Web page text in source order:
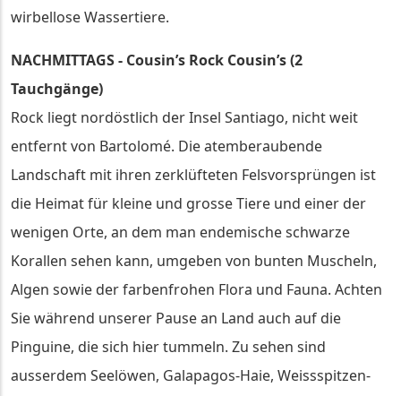
wirbellose Wassertiere.
NACHMITTAGS - Cousin’s Rock Cousin’s (2
Tauchgänge)
Rock liegt nordöstlich der Insel Santiago, nicht weit
entfernt von Bartolomé. Die atemberaubende
Landschaft mit ihren zerklüfteten Felsvorsprüngen ist
die Heimat für kleine und grosse Tiere und einer der
wenigen Orte, an dem man endemische schwarze
Korallen sehen kann, umgeben von bunten Muscheln,
Algen sowie der farbenfrohen Flora und Fauna. Achten
Sie während unserer Pause an Land auch auf die
Pinguine, die sich hier tummeln. Zu sehen sind
ausserdem Seelöwen, Galapagos-Haie, Weissspitzen-